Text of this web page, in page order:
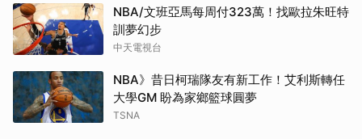
NBA/文班亞馬每周付323萬！找歐拉朱旺特
訓夢幻步
中天電視台
NBA》昔日柯瑞隊友有新工作！艾利斯轉任
大學GM 盼為家鄉籃球圓夢
TSNA